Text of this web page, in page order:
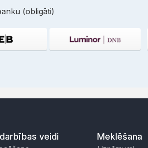
(obligāti)
veidi Meklēšana